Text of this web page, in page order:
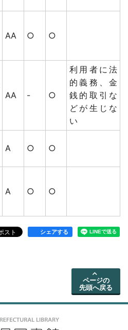
AA ○ ○
AA - ○
利用者に法
的義務、金
銭的取引な
どが生じな
い
A ○ ○
A ○ ○
シェアする
ページの
先頭へ戻る